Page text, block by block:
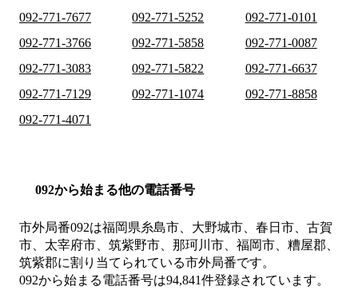
092-771-7677
092-771-5252
092-771-0101
092-771-3766
092-771-5858
092-771-0087
092-771-3083
092-771-5822
092-771-6637
092-771-7129
092-771-1074
092-771-8858
092-771-4071
092から始まる他の電話番号
市外局番092は福岡県糸島市、大野城市、春日市、古賀
市、太宰府市、筑紫野市、那珂川市、福岡市、糟屋郡、
筑紫郡に割り当てられている市外局番です。
092から始まる電話番号は94,841件登録されています。